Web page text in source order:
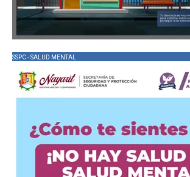
SSPC - SALUD MENTAL